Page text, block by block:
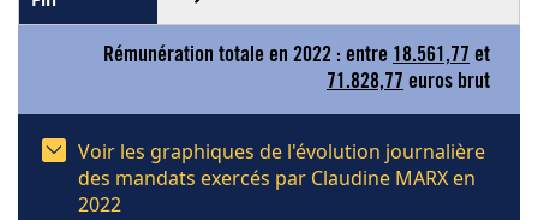
Rémunération totale en 2022 : entre 18.561,77 et
71.828,77 euros brut
Voir les graphiques de l'évolution journalière
des mandats exercés par Claudine MARX en
2022